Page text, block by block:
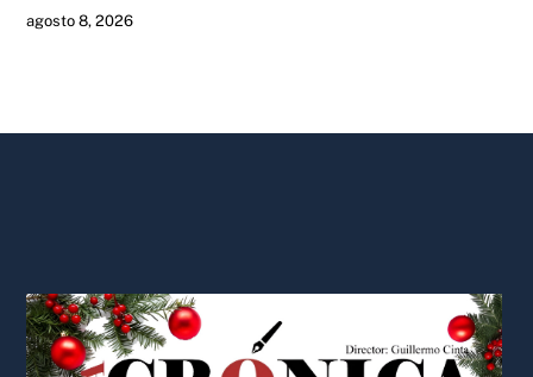
agosto 8, 2026
To
Top